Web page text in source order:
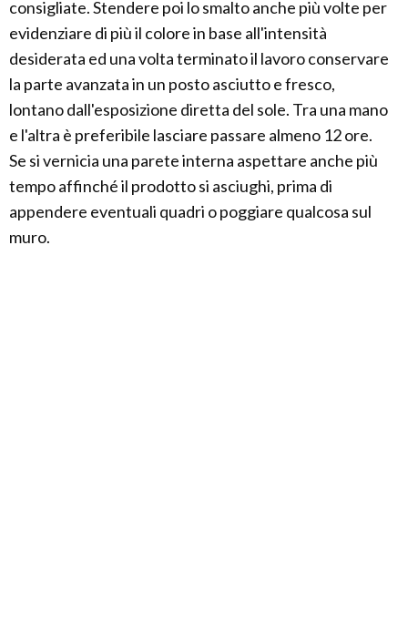
consigliate. Stendere poi lo smalto anche più volte per
evidenziare di più il colore in base all'intensità
desiderata ed una volta terminato il lavoro conservare
la parte avanzata in un posto asciutto e fresco,
lontano dall'esposizione diretta del sole. Tra una mano
e l'altra è preferibile lasciare passare almeno 12 ore.
Se si vernicia una parete interna aspettare anche più
tempo affinché il prodotto si asciughi, prima di
appendere eventuali quadri o poggiare qualcosa sul
muro.